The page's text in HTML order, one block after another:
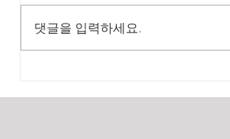
2025년 원가계산 실적
댓글을 입력하세요.